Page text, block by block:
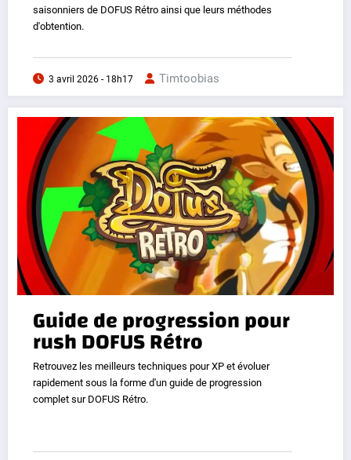
saisonniers de DOFUS Rétro ainsi que leurs méthodes
d'obtention.
3 avril 2026 - 18h17 Timtoobias
Guide de progression pour
rush DOFUS Rétro
Retrouvez les meilleurs techniques pour XP et évoluer
rapidement sous la forme d'un guide de progression
complet sur DOFUS Rétro.